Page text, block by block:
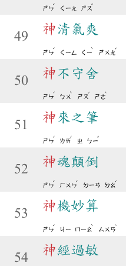
ㄕㄣ
ˊ
ㄑㄧㄤ ㄕㄡ
ˇ
49
神清氣爽
ㄕㄣ
ˊ
ㄑㄧㄥ ㄑㄧ
ˋ
ㄕㄨㄤ
ˇ
50
神不守舍
ㄕㄣ
ˊ
ㄅㄨ
ˋ
ㄕㄡ
ˇ
ㄕㄜ
ˋ
51
神 來之筆
ㄕㄣ
ˊ
ㄌㄞ
ˊ
ㄓ ㄅㄧ
ˇ
52
神魂顛倒
ㄕㄣ
ˊ
ㄏㄨㄣ
ˊ
ㄉㄧㄢ ㄉㄠ
ˇ
53
神機妙算
ㄕㄣ
ˊ
ㄐㄧ ㄇㄧㄠ
ˋ
ㄙㄨㄢ
ˋ
54
神經過敏